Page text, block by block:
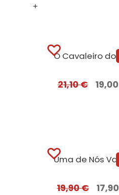
21,10€ 19,00
19,90€ 17,90